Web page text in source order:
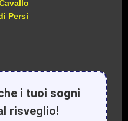
Persi
i tuoi sogni
risveglio!